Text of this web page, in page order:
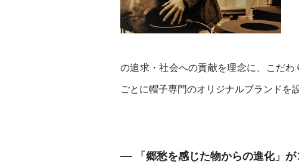
の追求・社会への貢献を理念に、こだ
ごとに帽子専門のオリジナルブランドを
「郷愁を感じた物からの進化」